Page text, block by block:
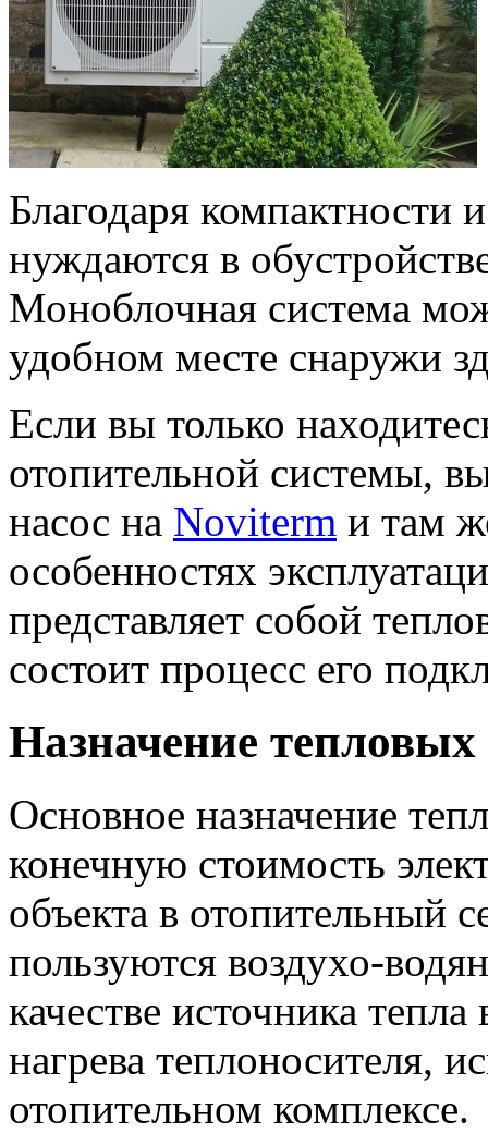
Благодаря компактности
нуждаются в
Моноблочная система
удобном месте снаружи
Если вы только
отопительной системы,
насос на Noviterm и там
особенностях
представляет собой
состоит процесс его
Назначение тепловых
Основное назначение
конечную стоимость
объекта в отопительный
пользуются воздухо-
качестве источника
нагрева теплоносителя,
отопительном комплексе.